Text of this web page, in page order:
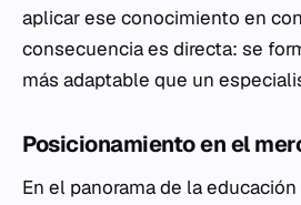
aplicar ese conocimiento en
consecuencia es directa: se
más adaptable que un
Posicionamiento en el
En el panorama de la educación